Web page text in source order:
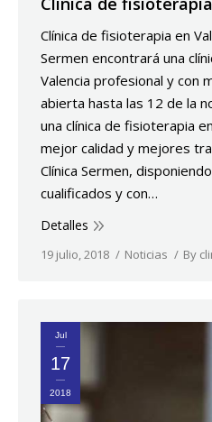
Clínica de fisioterapia en
Sermen encontrará una
Valencia profesional y con
abierta hasta las 12 de la
una clínica de fisioterapia
mejor calidad y mejores
Clínica Sermen,
cualificados y con…
Detalles
19 julio, 2018 Noticias By
Jul
17
2018